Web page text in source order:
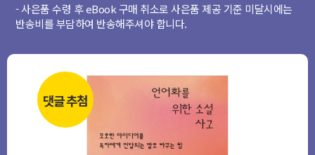
- 사은품 수령 후 eBook 구매 취소로 사은품 제공 기준 미달시에는
반송비를 부담하여 반송해주셔야 합니다.
댓글 추첨